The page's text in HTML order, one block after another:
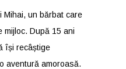
Mihai, un bărbat care
mijloc. După 15 ani
își recâștige
aventură amoroasă.